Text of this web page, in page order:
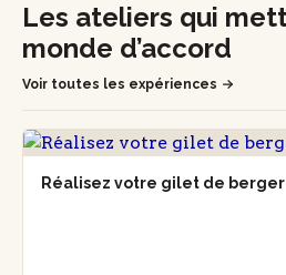
Les ateliers qui
monde d’accord
Voir toutes les expériences
Réalisez votre gilet de berger